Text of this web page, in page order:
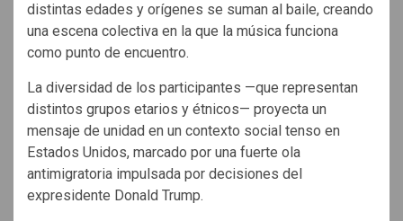
distintas edades y orígenes se suman al baile, creando
una escena colectiva en la que la música funciona
como punto de encuentro.
La diversidad de los participantes —que representan
distintos grupos etarios y étnicos— proyecta un
mensaje de unidad en un contexto social tenso en
Estados Unidos, marcado por una fuerte ola
antimigratoria impulsada por decisiones del
expresidente Donald Trump.